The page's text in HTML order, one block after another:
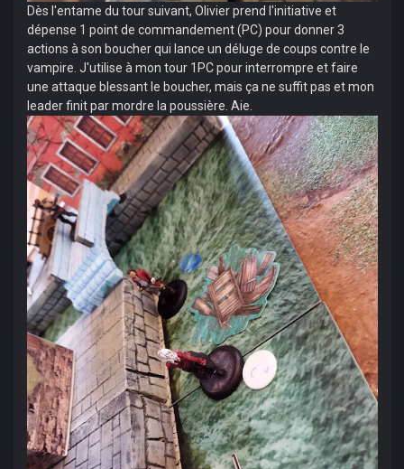
Dès l'entame du tour suivant, Olivier prend l'initiative et
dépense 1 point de commandement (PC) pour donner 3
actions à son boucher qui lance un déluge de coups contre le
vampire. J'utilise à mon tour 1PC pour interrompre et faire
une attaque blessant le boucher, mais ça ne suffit pas et mon
leader finit par mordre la poussière. Aie.